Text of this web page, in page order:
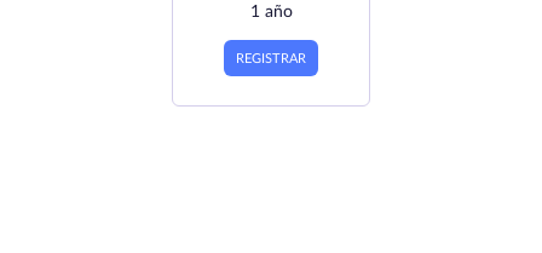
1 año
REGISTRAR